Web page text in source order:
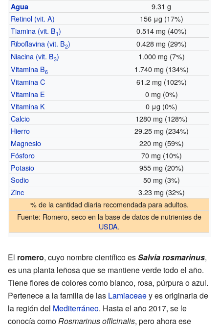
Agua
9.31 g
Retinol (vit. A)
156 μg (17%)
Tiamina (vit. B1)
0.514 mg (40%)
Riboflavina (vit. B2)
0.428 mg (29%)
Niacina (vit. B3)
1.000 mg (7%)
Vitamina B6
1.740 mg (134%)
Vitamina C
61.2 mg (102%)
Vitamina E
0 mg (0%)
Vitamina K
0 μg (0%)
Calcio
1280 mg (128%)
Hierro
29.25 mg (234%)
Magnesio
220 mg (59%)
Fósforo
70 mg (10%)
Potasio
955 mg (20%)
Sodio
50 mg (3%)
Zinc
3.23 mg (32%)
% de la cantidad diaria recomendada para adultos.
Fuente: Romero, secoen la base de datos de nutrientes de
USDA.
El romero, cuyo nombre científico esSalvia rosmarinus,
es una planta leñosa que se mantiene verde todo el año.
Tiene flores de colores como blanco, rosa, púrpura o azul.
Pertenece a la familia de las Lamiaceaey es originaria de
la región del Mediterráneo. Hasta el año 2017, se le
conocía comoRosmarinus officinalis, pero ahora ese